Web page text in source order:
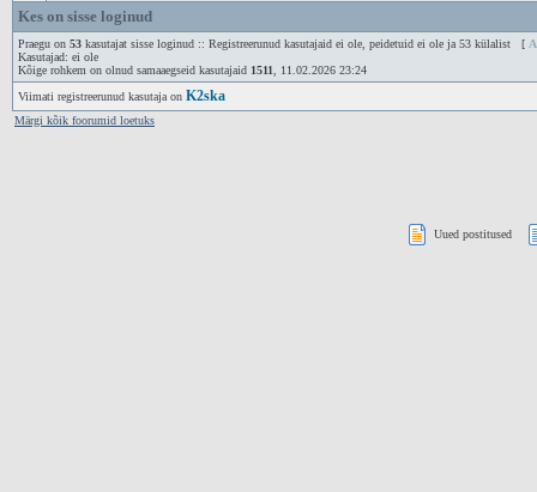
Kes on sisse loginud
Praegu on 53 kasutajat sisse loginud :: Registreerunud kasutajaid ei ole, peidetuid ei ole ja 53 külalist [
Kasutajad: ei ole
Kõige rohkem on olnud samaaegseid kasutajaid 1511 , 11.02.2026 23:24
Viimati registreerunud kasutaja on K2ska
Märgi kõik foorumid loetuks
Uued postitused